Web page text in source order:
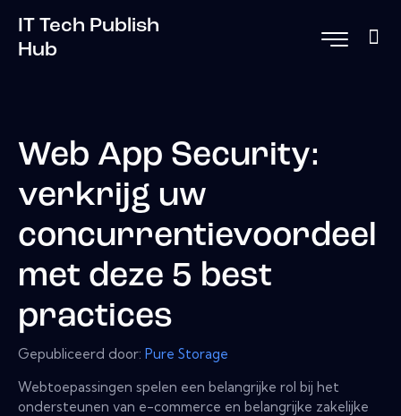
IT Tech Publish
Hub
Web App Security:
verkrijg uw
concurrentievoordeel
met deze 5 best
practices
Gepubliceerd door: Pure Storage
Webtoepassingen spelen een belangrijke rol bij het
ondersteunen van e-commerce en belangrijke zakelijke